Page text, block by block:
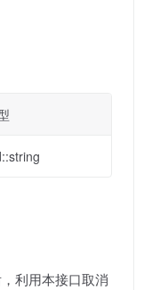
利用本接口取消